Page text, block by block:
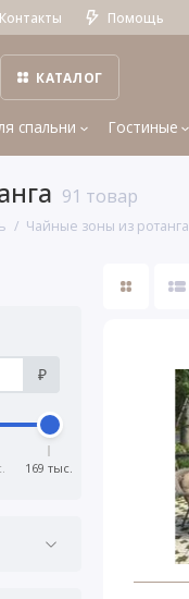
Контакты Помощь
КАТАЛОГ
спальни Гостиные
91 товар
Чайные зоны из ротанга
₽
169 тыс.